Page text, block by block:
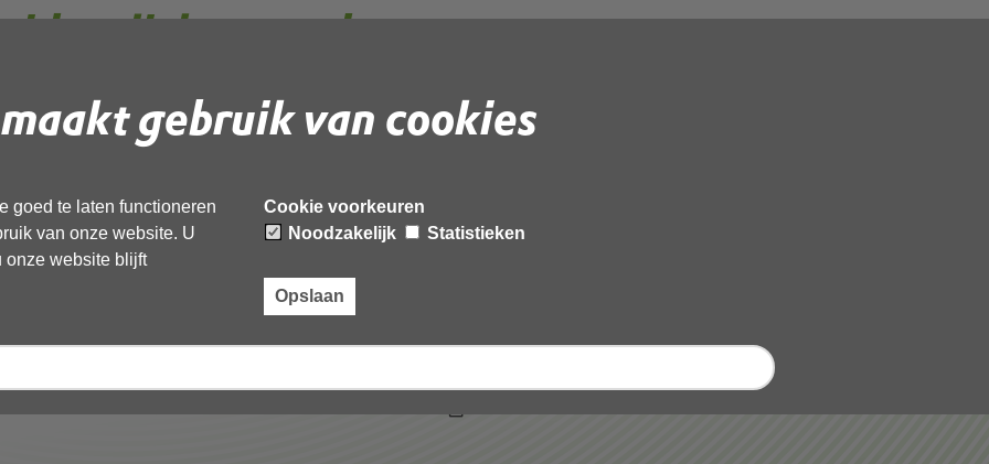
gebruik van cookies
goed te laten functioneren
van onze website. U
onze website blijft
Cookie voorkeuren
Noodzakelijk
Statistieken
Opslaan
en licht weegbree
bouwen
geanonimiseerd
te downloaden.
weegbree 80 zwaag omg-034470 bouwen